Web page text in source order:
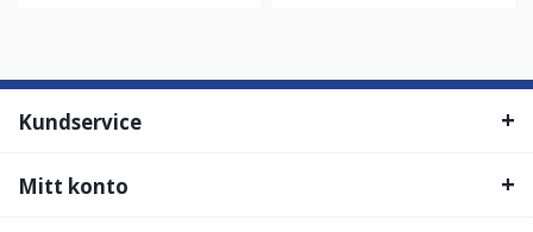
Kundservice
Mitt konto